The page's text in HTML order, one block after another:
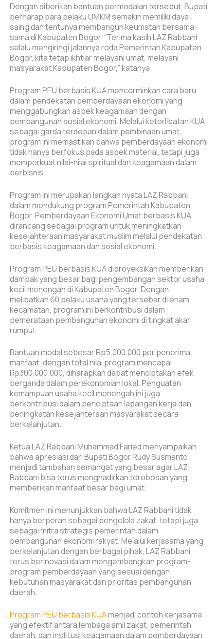
Dengan diberikan bantuan permodalan tersebut, Bupati
berharap para pelaku UMKM semakin memiliki daya
saing dan tentunya membangun keumatan bersama-
sama di Kabupaten Bogor. “Terima kasih LAZ Rabbani
selalu mengiringi jalannya roda Pemerintah Kabupaten
Bogor, kita tetap ikhtiar melayani umat, melayani
masyarakat Kabupaten Bogor,” katanya.
Program PEU berbasis KUA mencerminkan cara baru
dalam pendekatan pemberdayaan ekonomi yang
menggabungkan aspek keagamaan dengan
pembangunan sosial ekonomi. Melalui keterlibatan KUA
sebagai garda terdepan dalam pembinaan umat,
program ini memastikan bahwa pemberdayaan ekonomi
tidak hanya berfokus pada aspek material, tetapi juga
memperkuat nilai-nilai spiritual dan keagamaan dalam
berbisnis.
Program ini merupakan langkah nyata LAZ Rabbani
dalam mendukung program Pemerintah Kabupaten
Bogor. Pemberdayaan Ekonomi Umat berbasis KUA
dirancang sebagai program untuk meningkatkan
kesejahteraan masyarakat muslim melalui pendekatan
berbasis keagamaan dan sosial ekonomi.
Program PEU berbasis KUA diproyeksikan memberikan
dampak yang besar bagi pengembangan sektor usaha
kecil menengah di Kabupaten Bogor. Dengan
melibatkan 60 pelaku usaha yang tersebar di enam
kecamatan, program ini berkontribusi dalam
pemerataan pembangunan ekonomi di tingkat akar
rumput.
Bantuan modal sebesar Rp5.000.000 per penerima
manfaat, dengan total nilai program mencapai
Rp300.000.000, diharapkan dapat menciptakan efek
berganda dalam perekonomian lokal. Penguatan
kemampuan usaha kecil menengah ini juga
berkontribusi dalam penciptaan lapangan kerja dan
peningkatan kesejahteraan masyarakat secara
berkelanjutan.
Ketua LAZ Rabbani Muhammad Faried menyampaikan
bahwa apresiasi dari Bupati Bogor Rudy Susmanto
menjadi tambahan semangat yang besar agar LAZ
Rabbani bisa terus menghadirkan terobosan yang
memberikan manfaat besar bagi umat.
Komitmen ini menunjukkan bahwa LAZ Rabbani tidak
hanya berperan sebagai pengelola zakat, tetapi juga
sebagai mitra strategis pemerintah dalam
pembangunan ekonomi rakyat. Melalui kerjasama yang
berkelanjutan dengan berbagai pihak, LAZ Rabbani
terus berinovasi dalam mengembangkan program-
program pemberdayaan yang sesuai dengan
kebutuhan masyarakat dan prioritas pembangunan
daerah.
Program PEU berbasis KUAmenjadi contoh kerjasama
yang efektif antara lembaga amil zakat, pemerintah
daerah, dan institusi keagamaan dalam pemberdayaan